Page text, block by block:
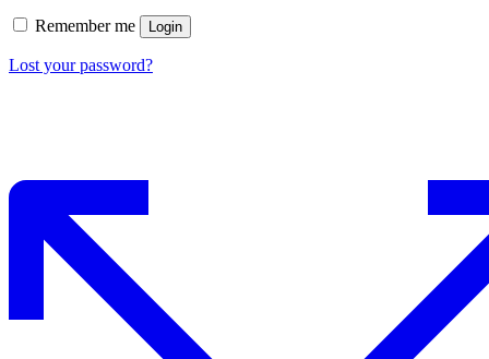
Remember me Login
Lost your password?